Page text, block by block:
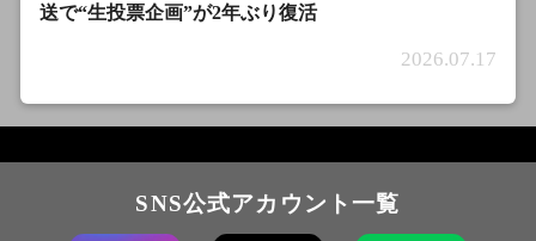
送で“生投票企画”が2年ぶり復活
2026.07.17
SNS公式アカウント一覧